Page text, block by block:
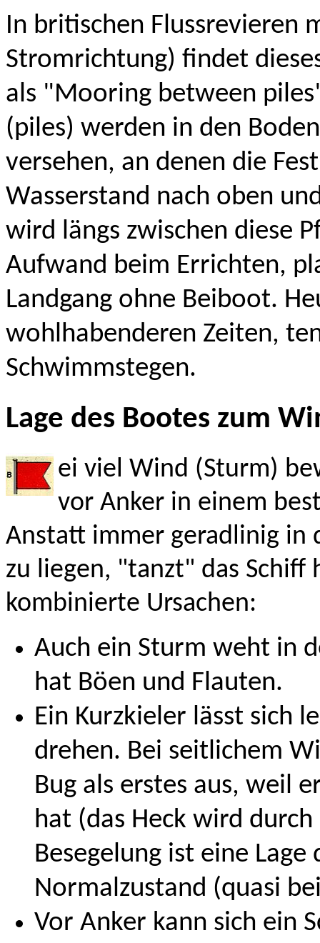
In britischen Flussrevieren
Stromrichtung) findet
als "Mooring between
(piles) werden in den
versehen, an denen die
Wasserstand nach oben
wird längs zwischen diese
Aufwand beim Errichten,
Landgang ohne Beiboot.
wohlhabenderen Zeiten,
Schwimmstegen.
Lage des Bootes zum
ei viel Wind (Sturm)
vor Anker in einem
Anstatt immer geradlinig in
zu liegen, "tanzt" das Schiff
kombinierte Ursachen:
Auch ein Sturm weht in
hat Böen und Flauten.
Ein Kurzkieler lässt sich
drehen. Bei seitlichem
Bug als erstes aus, weil
hat (das Heck wird
Besegelung ist eine
Normalzustand (quasi
Vor Anker kann sich ein